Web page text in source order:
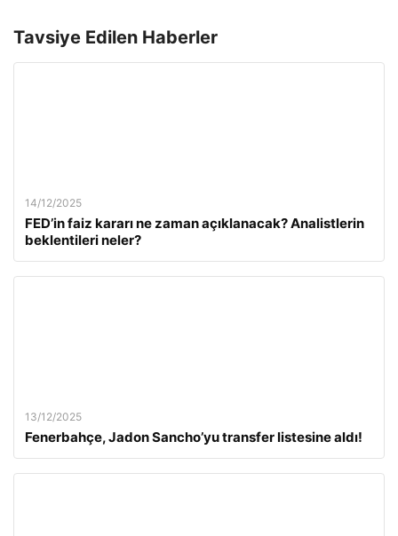
Tavsiye Edilen Haberler
14/12/2025
FED’in faiz kararı ne zaman açıklanacak? Analistlerin
beklentileri neler?
13/12/2025
Fenerbahçe, Jadon Sancho’yu transfer listesine aldı!